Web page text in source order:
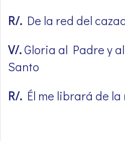
R/. De la red del
V/.Gloria al Padre y
Santo
R/. Él me librará de